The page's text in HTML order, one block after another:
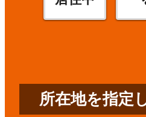
所在地を指定